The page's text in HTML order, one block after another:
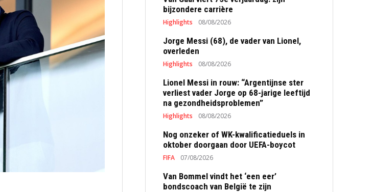
bijzondere carrière
Highlights 08/08/2026
Jorge Messi (68), de vader van Lionel,
overleden
Highlights 08/08/2026
Lionel Messi in rouw: “Argentijnse ster
verliest vader Jorge op 68-jarige leeftijd
na gezondheidsproblemen”
Highlights 08/08/2026
Nog onzeker of WK-kwalificatieduels in
oktober doorgaan door UEFA-boycot
FIFA 07/08/2026
Van Bommel vindt het ‘een eer’
bondscoach van België te zijn